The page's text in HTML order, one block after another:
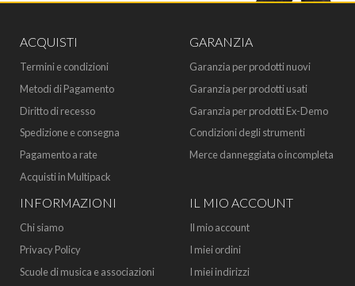
ACQUISTI
Termini e condizioni
Metodi di Pagamento
Diritto di recesso
Spedizione e consegna
Pagamento a rate
Acquisti in Multipack
GARANZIA
Garanzia per prodotti nuovi
Garanzia per prodotti usati
Garanzia per prodotti Ex-Demo
Condizioni degli strumenti
Merce danneggiata o incompleta
INFORMAZIONI
Chi siamo
Privacy Policy
Scuole di musica e associazioni
IL MIO ACCOUNT
Il mio account
I miei ordini
I miei indirizzi